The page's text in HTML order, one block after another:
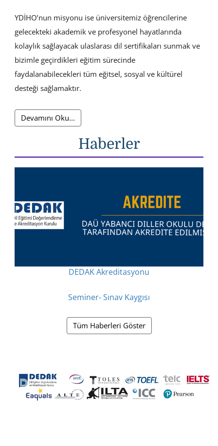
YDİHO’nun misyonu ise üniversitemiz öğrencilerine
gelecekteki akademik ve profesyonel hayatlarında
kolaylık sağlayacak ulaslarası dil sertifikaları sunmak ve
bizimle geçirdikleri eğitim sürecinde
faydalanabilecekleri tüm eğitsel, sosyal ve kültürel
desteği sağlamaktır.
Devamını Oku...
Haberler
DEDAK Akreditasyonu
Seminer- Sınav Kaygısı
Tüm Haberleri Göster